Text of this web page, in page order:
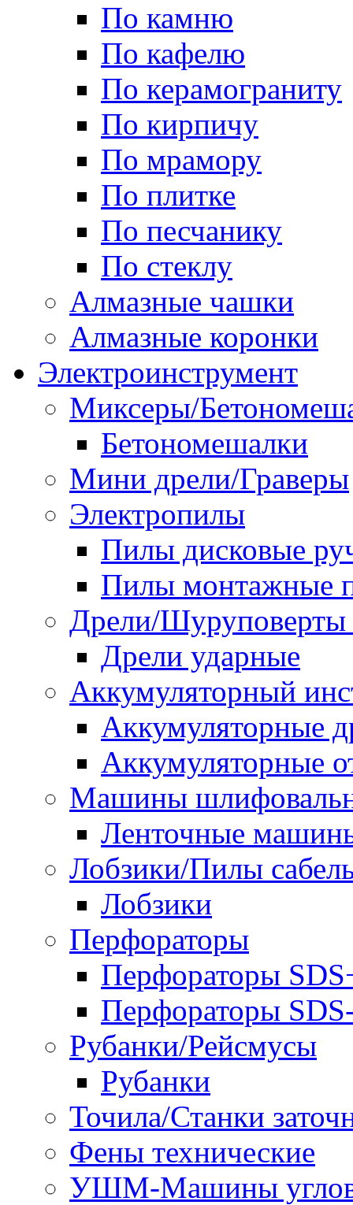
По камню
По кафелю
По керамограниту
По кирпичу
По мрамору
По плитке
По песчанику
По стеклу
Алмазные чашки
Алмазные коронки
Электроинструмент
Миксеры/
Бетономешалки
Мини дрели/Граверы
Электропилы
Пилы дисковые
Пилы монтажные
Дрели/Шуруповерты
Дрели ударные
Аккумуляторный
Аккумуляторные
Аккумуляторные
Машины
Ленточные
Лобзики/Пилы
Лобзики
Перфораторы
Перфораторы
Перфораторы
Рубанки/Рейсмусы
Рубанки
Точила/Станки
Фены технические
УШМ-Машины